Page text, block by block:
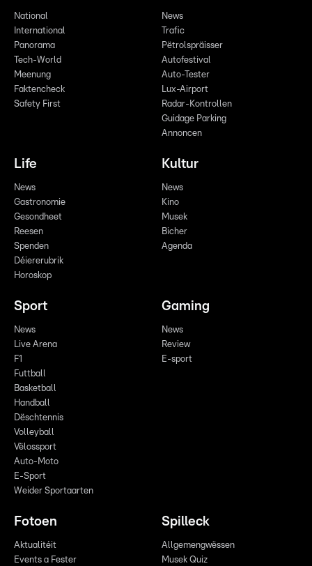
National
International
Panorama
Tech-World
Meenung
Faktencheck
Safety First
News
Trafic
Pëtrolspräisser
Autofestival
Auto-Tester
Lux-Airport
Radar-Kontrollen
Guidage Parking
Annoncen
Life
News
Gastronomie
Gesondheet
Reesen
Spenden
Déiererubrik
Horoskop
Kultur
News
Kino
Musek
Bicher
Agenda
Sport
News
Live Arena
F1
Futtball
Basketball
Handball
Dëschtennis
Volleyball
Vëlossport
Auto-Moto
E-Sport
Weider Sportaarten
Gaming
News
Review
E-sport
Fotoen
Aktualitéit
Events a Fester
Spilleck
Allgemengwëssen
Musek Quiz